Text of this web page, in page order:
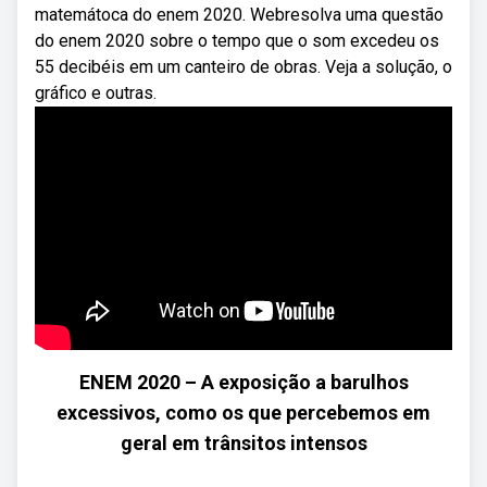
matemátoca do enem 2020. Webresolva uma questão
do enem 2020 sobre o tempo que o som excedeu os
55 decibéis em um canteiro de obras. Veja a solução, o
gráfico e outras.
ENEM 2020 – A exposição a barulhos
excessivos, como os que percebemos em
geral em trânsitos intensos